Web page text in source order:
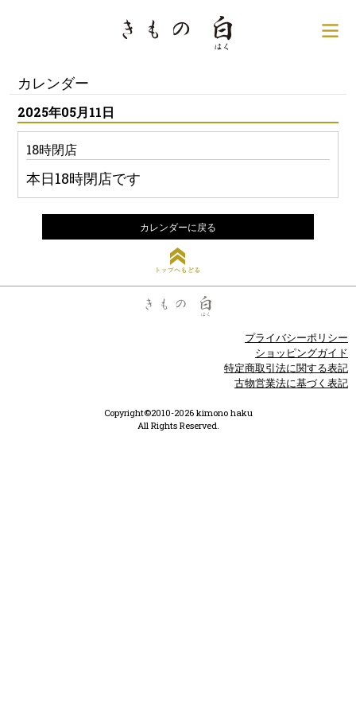
銀座の着物専門店│きも
カレンダー
2025年05月11日
18時閉店
本日18時閉店です
カレンダーに戻る
プライバシーポリシー
ショッピングガイド
特定商取引法に関する表記
古物営業法に基づく表記
Copyright©2010-2026 kimono haku
All Rights Reserved.